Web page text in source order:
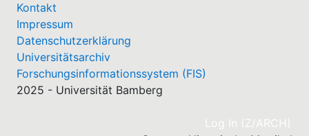
Kontakt
Impressum
Datenschutzerklärung
Universitätsarchiv
Forschungsinformationssystem (FIS)
2025 - Universität Bamberg
Log In (Z/ARCH)